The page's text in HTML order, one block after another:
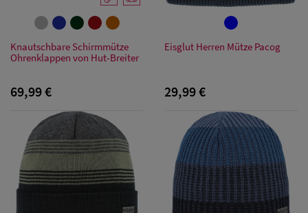
Damen
Snapback Caps
Damen Caps
Großgrößen
(63-65 cm)
Knautschbare Schirmmütze
Ohrenklappen von Hut-Breiter
69,99 €
Eisglut Herren Mütze Pacog
29,99 €